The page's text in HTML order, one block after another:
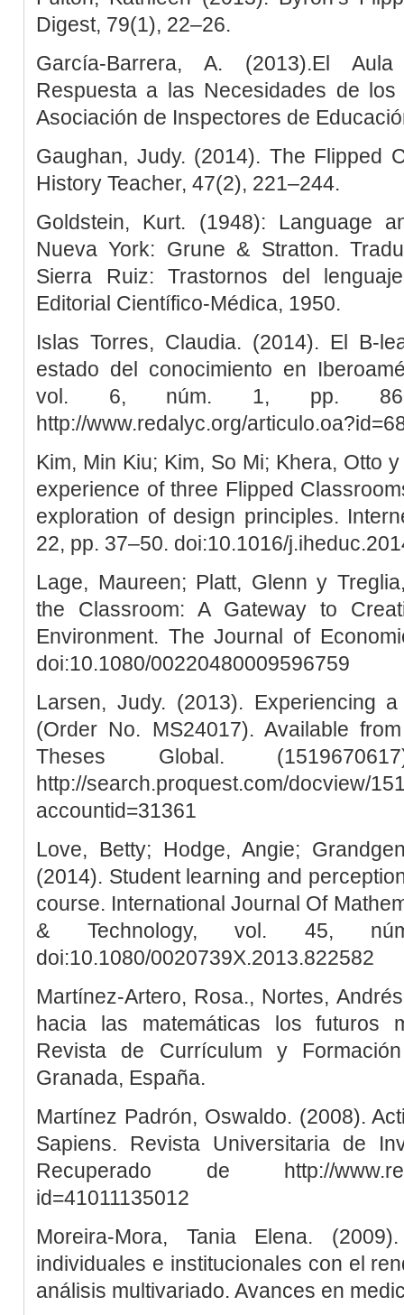
Digest, 79(1), 22–26.
García-Barrera, A. (2013).El
Respuesta a las Necesidades de
Asociación de Inspectores de
Gaughan, Judy. (2014). The Flipped
History Teacher, 47(2), 221–244.
Goldstein, Kurt. (1948): Language
Nueva York: Grune & Stratton.
Sierra Ruiz: Trastornos del
Editorial Científico-Médica, 1950.
Islas Torres, Claudia. (2014). El B-
estado del conocimiento en
vol. 6, núm. 1, pp. 86-
http://www.redalyc.org/
Kim, Min Kiu; Kim, So Mi; Khera, Otto
experience of three Flipped
exploration of design principles.
22, pp. 37–50. doi:10.1016/
Lage, Maureen; Platt, Glenn y
the Classroom: A Gateway to
Environment. The Journal of
doi:10.1080/00220480009596759
Larsen, Judy. (2013). Experiencing
(Order No. MS24017). Available
Theses Global.
http://search.proquest.com/docview/
accountid=31361
Love, Betty; Hodge, Angie;
(2014). Student learning and
course. International Journal Of
& Technology, vol. 45,
doi:10.1080/0020739X.2013.822582
Martínez-Artero, Rosa., Nortes,
hacia las matemáticas los futuros
Revista de Currículum y
Granada, España.
Martínez Padrón, Oswaldo. (2008).
Sapiens. Revista Universitaria de
Recuperado de http://
id=41011135012
Moreira-Mora, Tania Elena.
individuales e institucionales con el
análisis multivariado. Avances en